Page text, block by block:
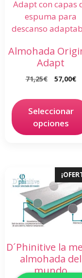
Almohada
Adapt
71,25€ 57,00€
Seleccionar
opciones
D´Phinitive la
almohada del
mundo